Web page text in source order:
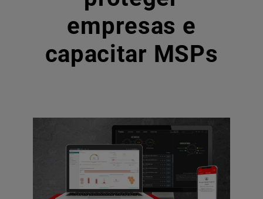
empresas e
capacitar MSPs